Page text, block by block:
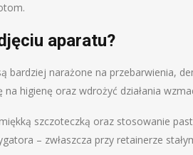
aparatu?
bardziej narażone na przebarwienia,
higienę oraz wdrożyć działania
szczoteczką oraz stosowanie
– zwłaszcza przy retainerze